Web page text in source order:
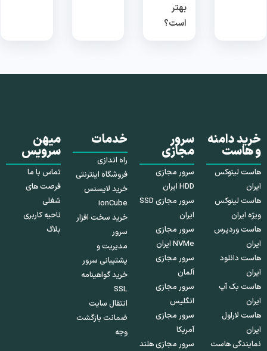
بهتر
است؟
خرید دامنه
و هاست
هاست لینوکس
ایران
هاست لینوکس
ویژه ایران
هاست وردپرس
ایران
هاست دانلود
ایران
هاست بک آپ
ایران
هاست لاراول
ایران
نمایندگی هاست
سرور
مجازی
سرور مجازی
HDD ایران
سرور مجازی SSD
ایران
سرور مجازی
NVMe ایران
سرور مجازی
آلمان
سرور مجازی
انگلیس
سرور مجازی
آمریکا
سرور مجازی هلند
خدمات
راه اندازی
فروشگاه اینترنتی
خرید لایسنس
ionCube
خرید سخت افزار
سرور
مدیریت و
پشتیبانی سرور
خرید گواهینامه
SSL
انتقال سایت
ضمانت بازگشت
وجه
میهن
سرویس
تماس با ما
فرصت های
شغلی
ناحیه کاربری
بلاگ